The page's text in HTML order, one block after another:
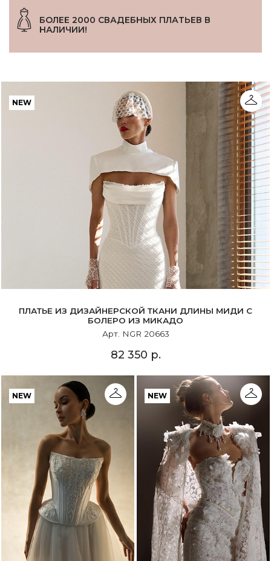
БОЛЕЕ 2000 СВАДЕБНЫХ ПЛАТЬЕВ В
НАЛИЧИИ!
NEW
ПЛАТЬЕ ИЗ ДИЗАЙНЕРСКОЙ ТКАНИ ДЛИНЫ МИДИ С
БОЛЕРО ИЗ МИКАДО
Арт. NGR 20663
82 350 р.
NEW NEW